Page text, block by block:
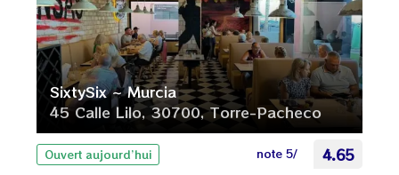
SixtySix ~ Murcia
45 Calle Lilo, 30700, Torre-Pacheco
Ouvert aujourd’hui note 5/ 4.65